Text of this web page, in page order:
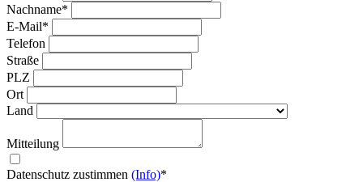
Nachname*
E-Mail*
Telefon
Straße
PLZ
Ort
Land
Mitteilung
Datenschutz zustimmen (Info)*